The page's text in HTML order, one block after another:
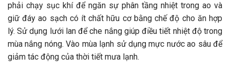
phải chạy sục khí để ngăn sự phân tầng nhiệt trong ao và
giữ đáy ao sạch có ít chất hữu cơ bằng chế độ cho ăn hợp
lý. Sử dụng lưới lan để che nắng giúp điều tiết nhiệt độ trong
mùa nắng nóng. Vào mùa lạnh sử dụng mực nước ao sâu để
giảm tác động của thời tiết mưa lạnh.